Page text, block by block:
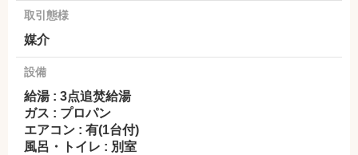
取引態様
媒介
設備
給湯 : 3点追焚給湯
ガス : プロパン
エアコン : 有(1台付)
風呂・トイレ : 別室